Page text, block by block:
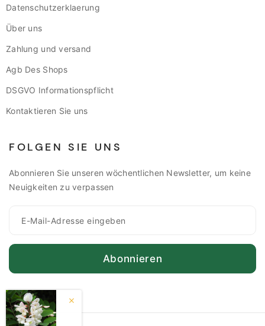
Datenschutzerklaerung
Über uns
Zahlung und versand
Agb Des Shops
DSGVO Informationspflicht
Kontaktieren Sie uns
FOLGEN SIE UNS
Abonnieren Sie unseren wöchentlichen Newsletter, um keine
Neuigkeiten zu verpassen
Abonnieren